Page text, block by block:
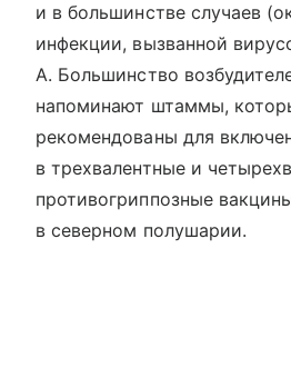
и в большинстве случаев
инфекции, вызванной
A. Большинство
напоминают штаммы,
рекомендованы для
в трехвалентные и
противогриппозные
в северном полушарии.